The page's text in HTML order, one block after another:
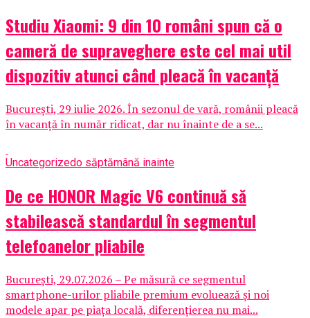
Studiu Xiaomi: 9 din 10 români spun că o
cameră de supraveghere este cel mai util
dispozitiv atunci când pleacă în vacanță
București, 29 iulie 2026. În sezonul de vară, românii pleacă
în vacanță în număr ridicat, dar nu înainte de a se...
Uncategorizedo săptămână inainte
De ce HONOR Magic V6 continuă să
stabilească standardul în segmentul
telefoanelor pliabile
București, 29.07.2026 – Pe măsură ce segmentul
smartphone-urilor pliabile premium evoluează și noi
modele apar pe piața locală, diferențierea nu mai...